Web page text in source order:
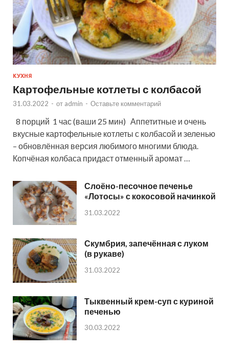
КУХНЯ
Картофельные котлеты с колбасой
31.03.2022 - от admin - Оставьте комментарий
8 порций 1 час (ваши 25 мин) Аппетитные и очень
вкусные картофельные котлеты с колбасой и зеленью
– обновлённая версия любимого многими блюда.
Копчёная колбаса придаст отменный аромат …
Слоёно-песочное печенье
«Лотосы» с кокосовой начинкой
31.03.2022
Скумбрия, запечённая с луком
(в рукаве)
31.03.2022
Тыквенный крем-суп с куриной
печенью
30.03.2022